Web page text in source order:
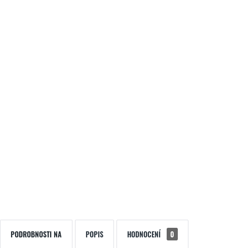
PODROBNOSTI NA POPIS HODNOCENÍ 0